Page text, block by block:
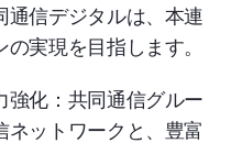
通信デジタルは、本連
実現を目指します。
強化：共同通信グルー
ネットワークと、豊富